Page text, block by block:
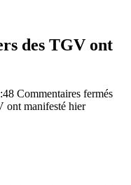
des TGV ont
Commentaires fermés
ont manifesté hier